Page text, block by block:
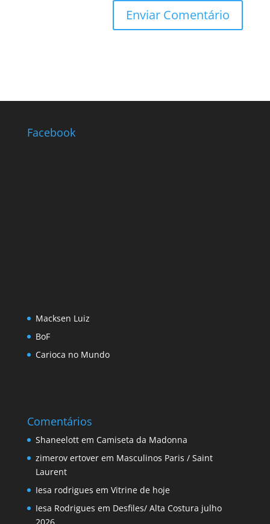
Facebook
Macksen Luiz
BoF
Carioca no Mundo
Comentários
Shaneelottem Camiseta da Madonna
zimerov ertoverem Masculinos Paris / Saint
Laurent
Iesa rodrigues em Vitrine de hoje
Iesa Rodrigues em Desfiles/ Alta Costura julho
2026